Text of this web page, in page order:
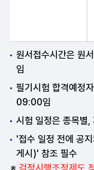
원서접수시간은 원
임
필기시험 합격예정
09:00임
시험 일정은 종목별,
'접수 일정 전에 공
게시)' 참조 필수